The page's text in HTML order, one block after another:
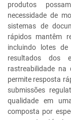
produtos
necessidade de
sistemas de
rápidos mantêm
incluindo lotes de
resultados dos
rastreabilidade na
permite resposta
submissões
qualidade em
composta por